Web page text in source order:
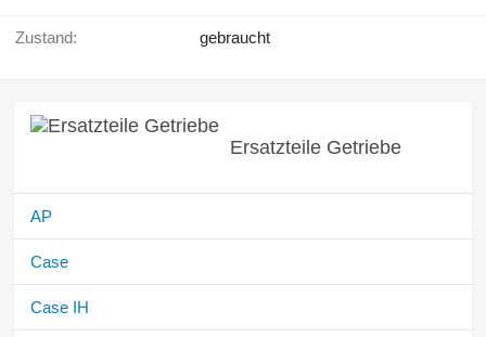
Zustand: gebraucht
Ersatzteile Getriebe
AP
Case
Case IH